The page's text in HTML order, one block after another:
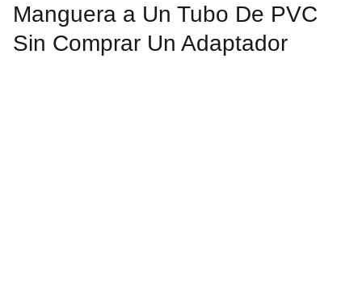
Manguera a Un Tubo De PVC
Sin Comprar Un Adaptador